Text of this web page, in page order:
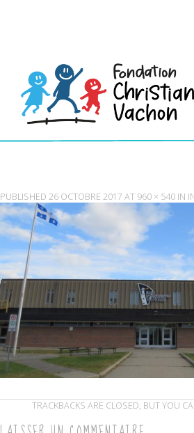
PUBLISHED 26 OCTOBRE 2017 AT 960 × 540 IN
TRACKBACKS ARE CLOSED, BUT YOU